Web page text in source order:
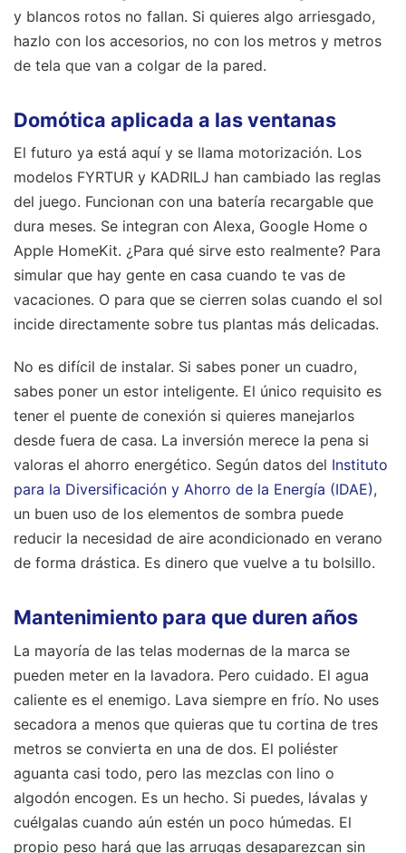
y blancos rotos no fallan. Si quieres algo arriesgado,
hazlo con los accesorios, no con los metros y metros
de tela que van a colgar de la pared.
Domótica aplicada a las ventanas
El futuro ya está aquí y se llama motorización. Los
modelos FYRTUR y KADRILJ han cambiado las reglas
del juego. Funcionan con una batería recargable que
dura meses. Se integran con Alexa, Google Home o
Apple HomeKit. ¿Para qué sirve esto realmente? Para
simular que hay gente en casa cuando te vas de
vacaciones. O para que se cierren solas cuando el sol
incide directamente sobre tus plantas más delicadas.
No es difícil de instalar. Si sabes poner un cuadro,
sabes poner un estor inteligente. El único requisito es
tener el puente de conexión si quieres manejarlos
desde fuera de casa. La inversión merece la pena si
valoras el ahorro energético. Según datos del Instituto
para la Diversificación y Ahorro de la Energía (IDAE),
un buen uso de los elementos de sombra puede
reducir la necesidad de aire acondicionado en verano
de forma drástica. Es dinero que vuelve a tu bolsillo.
Mantenimiento para que duren años
La mayoría de las telas modernas de la marca se
pueden meter en la lavadora. Pero cuidado. El agua
caliente es el enemigo. Lava siempre en frío. No uses
secadora a menos que quieras que tu cortina de tres
metros se convierta en una de dos. El poliéster
aguanta casi todo, pero las mezclas con lino o
algodón encogen. Es un hecho. Si puedes, lávalas y
cuélgalas cuando aún estén un poco húmedas. El
propio peso hará que las arrugas desaparezcan sin